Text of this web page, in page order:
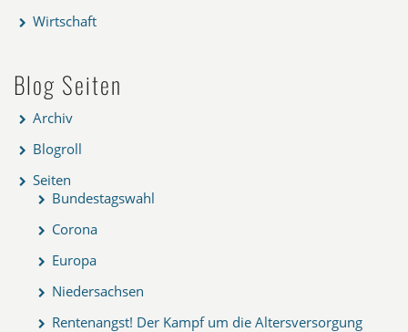
Wirtschaft
Blog Seiten
Archiv
Blogroll
Seiten
Bundestagswahl
Corona
Europa
Niedersachsen
Rentenangst! Der Kampf um die Altersversorgung